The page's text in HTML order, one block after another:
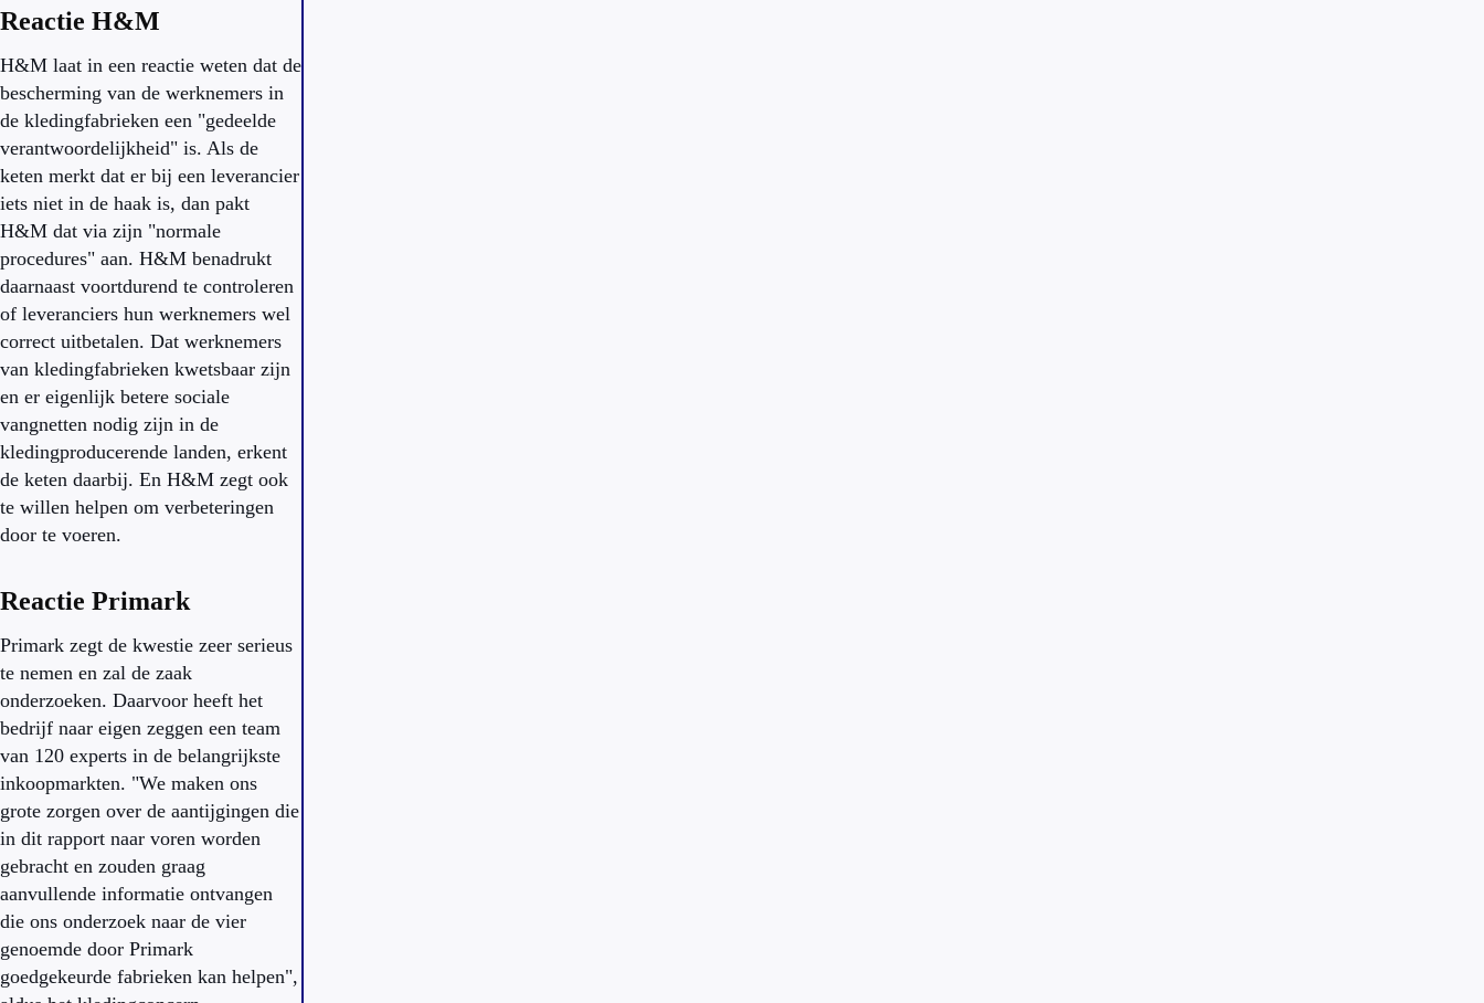
Reactie H&M
H&M laat in een reactie weten dat de
bescherming van de werknemers in
de kledingfabrieken een "gedeelde
verantwoordelijkheid" is. Als de
keten merkt dat er bij een leverancier
iets niet in de haak is, dan pakt
H&M dat via zijn "normale
procedures" aan. H&M benadrukt
daarnaast voortdurend te controleren
of leveranciers hun werknemers wel
correct uitbetalen. Dat werknemers
van kledingfabrieken kwetsbaar zijn
en er eigenlijk betere sociale
vangnetten nodig zijn in de
kledingproducerende landen, erkent
de keten daarbij. En H&M zegt ook
te willen helpen om verbeteringen
door te voeren.
Reactie Primark
Primark zegt de kwestie zeer serieus
te nemen en zal de zaak
onderzoeken. Daarvoor heeft het
bedrijf naar eigen zeggen een team
van 120 experts in de belangrijkste
inkoopmarkten. "We maken ons
grote zorgen over de aantijgingen die
in dit rapport naar voren worden
gebracht en zouden graag
aanvullende informatie ontvangen
die ons onderzoek naar de vier
genoemde door Primark
goedgekeurde fabrieken kan helpen",